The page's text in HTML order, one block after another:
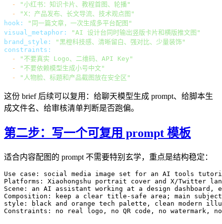
-
"小红书：知识卡片、教程首图、轮播"
-
"X：产品发布、长文导流、技术观点图"
hook:
"同一篇文章，一次生成多平台配图"
visual_metaphor:
"AI 设计台同时输出竖版卡片和横版推文图"
brand_style:
"黑橙科技感、清晰留白、强对比、少量装饰"
constraints:
-
"不要真实 Logo、二维码、API Key"
-
"不要依赖模型生成小号中文"
-
"人物脸、标题和产品截图放在安全区"
这份 brief 后续可以复用：给聊天模型生成 prompt、给脚本生
成文件名、给审核清单判断是否跑偏。
第二步：写一个可复用 prompt 模板
适合内容配图的 prompt 不需要特别玄学，重点是结构稳定：
Use case: social media image set for an AI tools
Platforms: Xiaohongshu portrait cover and X/Twitter
Scene: an AI assistant working at a design dashboard,
Composition: keep a clear title-safe area; main
style: black and orange tech palette, clean modern